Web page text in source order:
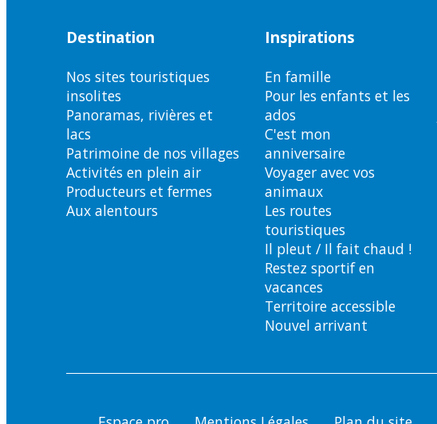
Destination
Nos sites touristiques
insolites
Panoramas, rivières et
lacs
Patrimoine de nos villages
Activités en plein air
Producteurs et fermes
Aux alentours
Inspirations
En famille
Pour les enfants et les
ados
C'est mon
anniversaire
Voyager avec vos
animaux
Les routes
touristiques
Il pleut / Il fait chaud !
Restez sportif en
vacances
Territoire accessible
Nouvel arrivant